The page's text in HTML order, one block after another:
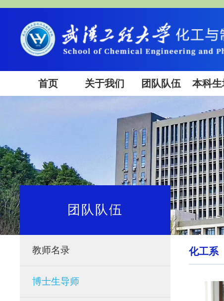
首页 关于我们 团队队伍 本科
团队队伍
教师名录
博士生导师
化工系